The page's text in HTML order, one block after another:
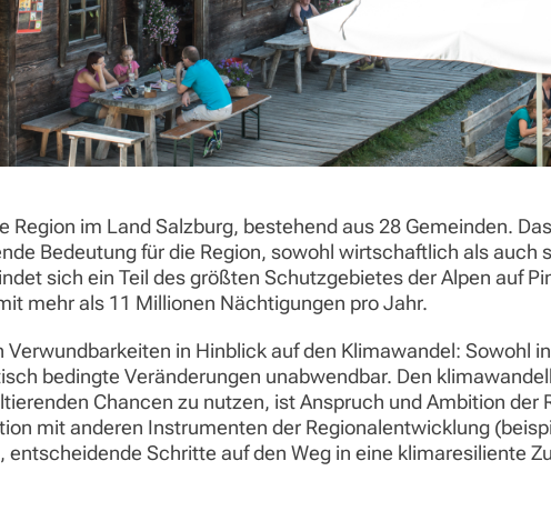
Region im Land Salzburg, bestehend aus 28 Gemeinden.
Bedeutung für die Region, sowohl wirtschaftlich als auch
sich ein Teil des größten Schutzgebietes der Alpen auf
mehr als 11 Millionen Nächtigungen pro Jahr.
in Hinblick auf den Klimawandel: Sowohl
bedingte Veränderungen unabwendbar. Den
Chancen zu nutzen, ist Anspruch und Ambition der
mit anderen Instrumenten der Regionalentwicklung
entscheidende Schritte auf den Weg in eine klimaresiliente